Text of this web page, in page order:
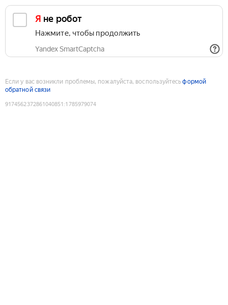
Я не робот
Нажмите, чтобы продолжить
Yandex SmartCaptcha
Если у вас возникли проблемы, пожалуйста, воспользуйтесьформой
обратной связи
9174562372861040851 :1785979074